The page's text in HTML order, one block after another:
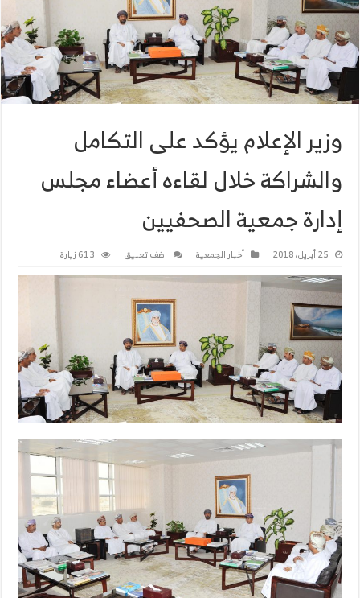
وزير الإعلام يؤكد على التكامل
والشراكة خلال لقاءه أعضاء مجلس
إدارة جمعية الصحفيين
25 أبريل، 2018 أخبار الجمعية اضف تعليق 613 زيارة